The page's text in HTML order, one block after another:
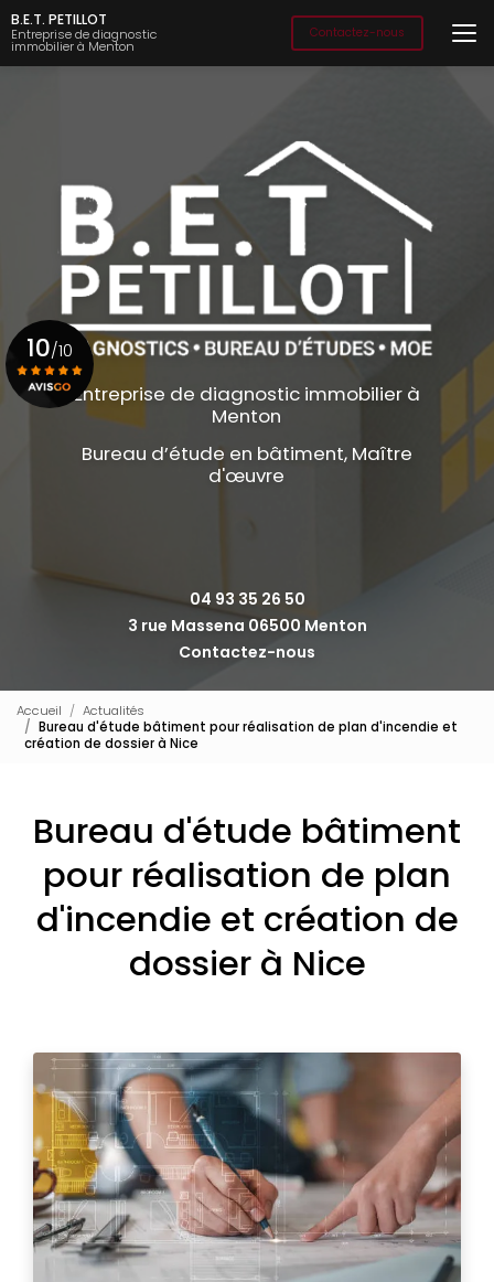
Aller
au
contenu
principal
B.E.T. PETILLOT
Entreprise de diagnostic
immobilier à Menton
Contactez-nous
Entreprise de diagnostic immobilier à
Menton
Bureau d’étude en bâtiment, Maître
d'œuvre
04 93 35 26 50
3 rue Massena 06500 Menton
Contactez-nous
10/10
Voir le certificat
Accueil
Actualités
Bureau d'étude bâtiment pour réalisation de plan d'incendie et
création de dossier à Nice
Bureau d'étude bâtiment
pour réalisation de plan
d'incendie et création de
dossier à Nice